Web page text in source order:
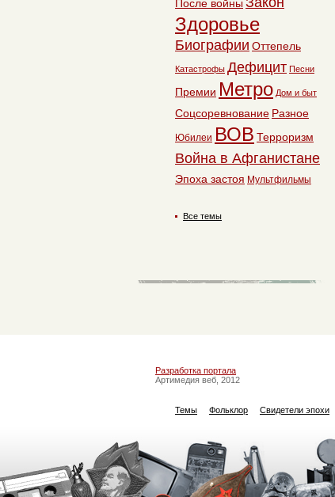
После войны
Здоровье
Биографии Оттепель
Катастрофы Дефицит Песни
Премии Метро Дом и быт
Соцсоревнование Разное
Юбилеи ВОВ Терроризм
Война в Афганистане
Эпоха застоя Мультфильмы
Все темы
Разработка портала
Артимедия веб, 2012
Темы Фольклор Свидетели эпохи